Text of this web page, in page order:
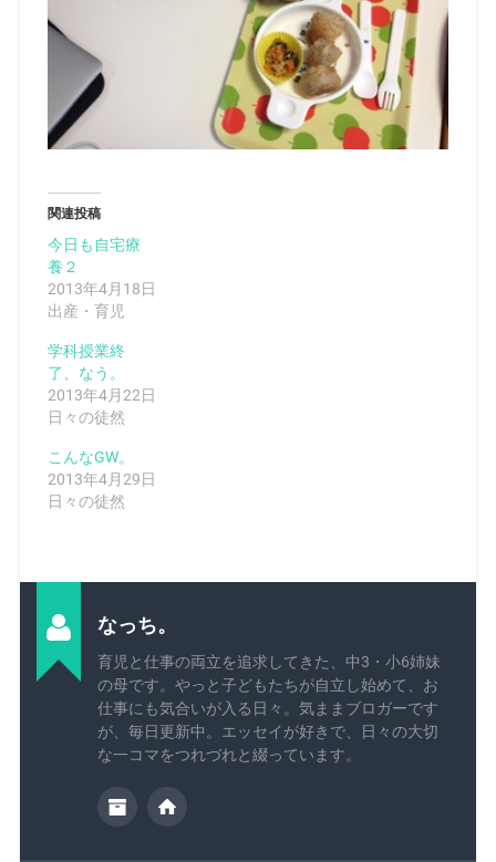
関連投稿
今日も自宅療
養２
2013年4月18日
出産・育児
学科授業終
了、なう。
2013年4月22日
日々の徒然
こんなGW。
2013年4月29日
日々の徒然
なっち。
育児と仕事の両立を追求してきた、中3・小6姉妹
の母です。やっと子どもたちが自立し始めて、お
仕事にも気合いが入る日々。気ままブロガーです
が、毎日更新中。エッセイが好きで、日々の大切
な一コマをつれづれと綴っています。